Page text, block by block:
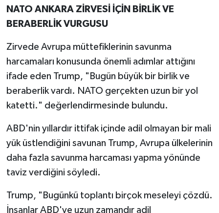
NATO ANKARA ZİRVESİ İÇİN BİRLİK VE
BERABERLİK VURGUSU
Zirvede Avrupa müttefiklerinin savunma
harcamaları konusunda önemli adımlar attığını
ifade eden Trump, "Bugün büyük bir birlik ve
beraberlik vardı. NATO gerçekten uzun bir yol
katetti." değerlendirmesinde bulundu.
ABD'nin yıllardır ittifak içinde adil olmayan bir mali
yük üstlendiğini savunan Trump, Avrupa ülkelerinin
daha fazla savunma harcaması yapma yönünde
taviz verdiğini söyledi.
Trump, "Bugünkü toplantı birçok meseleyi çözdü.
İnsanlar ABD'ye uzun zamandır adil